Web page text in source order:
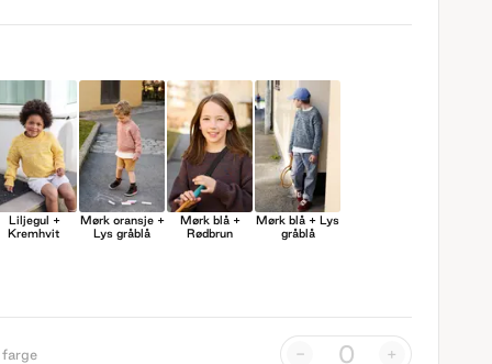
Liljegul +
Kremhvit
Mørk oransje +
Lys gråblå
Mørk blå +
Rødbrun
Mørk blå + Lys
gråblå
- +